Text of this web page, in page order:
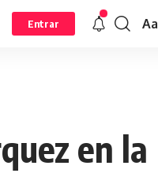
Entrar Aa
en la